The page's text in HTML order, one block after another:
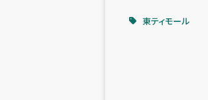
東ティモール